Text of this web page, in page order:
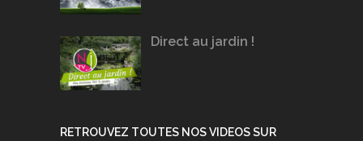
Direct au jardin !
RETROUVEZ TOUTES NOS VIDEOS SUR